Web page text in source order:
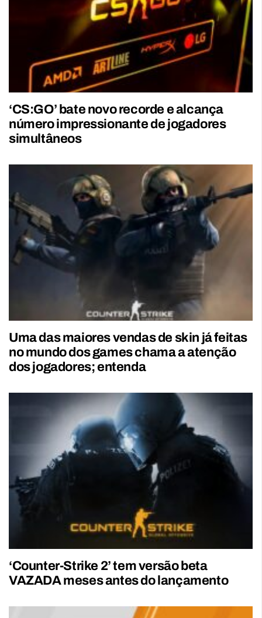
‘CS:GO’ bate novo recorde e alcança
número impressionante de jogadores
simultâneos
Uma das maiores vendas de skin já feitas
no mundo dos games chama a atenção
dos jogadores; entenda
‘Counter-Strike 2’ tem versão beta
VAZADA meses antes do lançamento